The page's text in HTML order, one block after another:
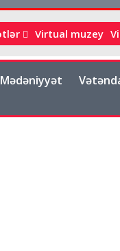
Virtual muzey
Mədəniyyət